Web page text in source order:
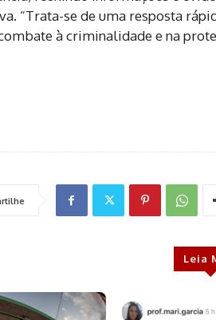
“Trata-se de uma resposta
à criminalidade e na
Leia